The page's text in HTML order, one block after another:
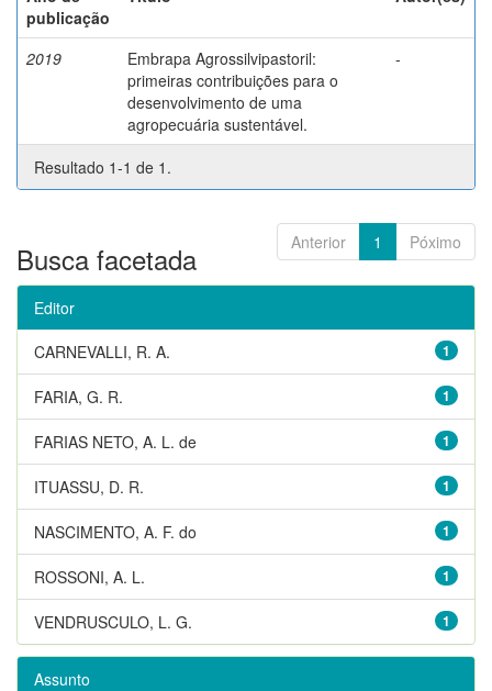
publicação
2019
Embrapa Agrossilvipastoril:
primeiras contribuições para o
desenvolvimento de uma
agropecuária sustentável.
-
Resultado 1-1 de 1.
Anterior 1 Póximo
Busca facetada
Editor
1
CARNEVALLI, R. A.
1
FARIA, G. R.
1
FARIAS NETO, A. L. de
1
ITUASSU, D. R.
1
NASCIMENTO, A. F. do
1
ROSSONI, A. L.
1
VENDRUSCULO, L. G.
Assunto